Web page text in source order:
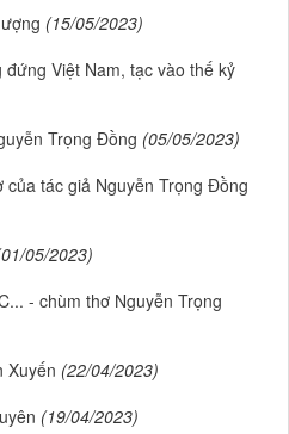
(15/05/2023)
Việt Nam, tạc vào thế kỷ
Trọng Đồng (05/05/2023)
của tác giả Nguyễn Trọng Đồng
05/2023)
- chùm thơ Nguyễn Trọng
Xuyến (22/04/2023)
(19/04/2023)